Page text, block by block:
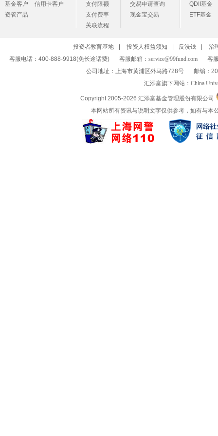
基金客户
信用卡客户
资管产品
支付限额
支付费率
关联流程
交易申请查询
现金宝交易
QDII基金
ETF基金
投资者教育基地 投资人权益须知 反洗钱
治
客服电话：400-888-9918(免长途话费)
客服邮箱：service@99fund.com
客
公司地址：上海市黄浦区外马路728号
邮编：
汇添富旗下网站：China
Copyright 2005-2026 汇添富基金管理股份有限公司
本网站所有资讯与说明文字仅供参考，如有与本